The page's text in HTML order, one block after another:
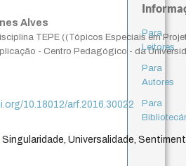
Alves
TEPE ((Tópicos Especiais em
- Centro Pedagógico - da
10.18012/arf.2016.30022
Singularidade, Universalidade,
Para
Leitores
Para
Autores
Para